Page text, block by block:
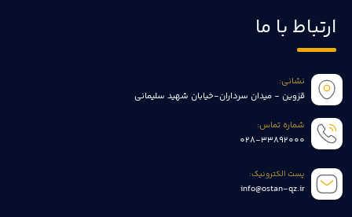
ارتباط با ما
نشانی:
قزوین - میدان سرداران-خیابان شهید سلیمانی
شماره تماس:
028-33892000
پست الکترونیک:
info@ostan-qz.ir